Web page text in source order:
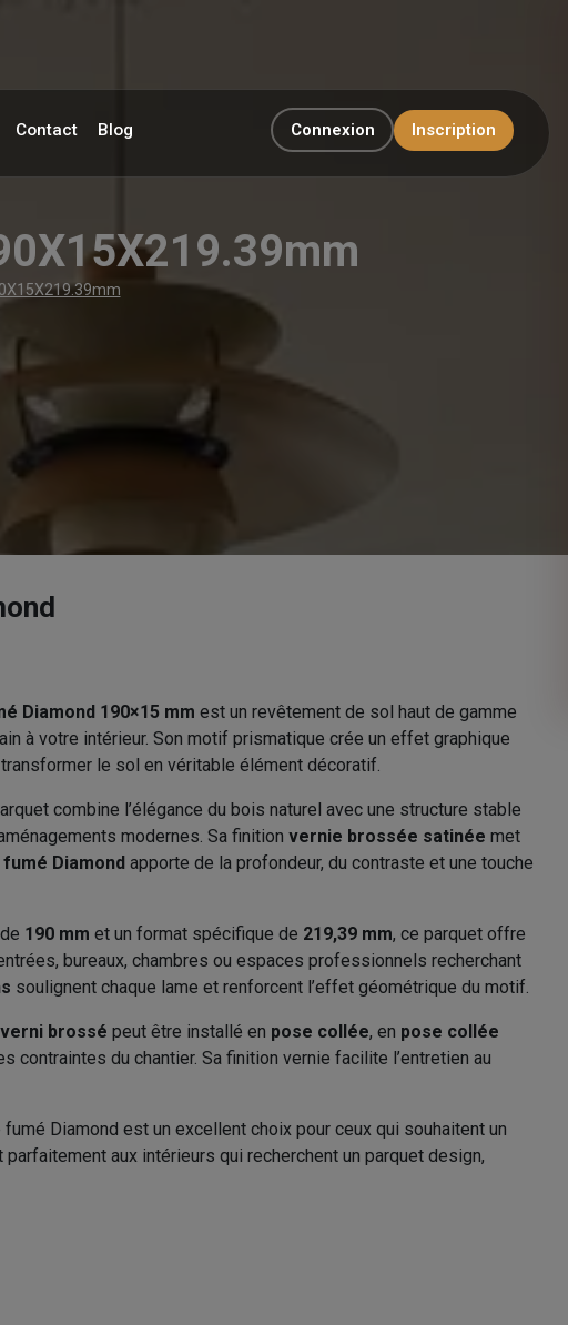
Contact Blog Connexion Inscription
Diamond 190×15 mm est un revêtement de sol haut de gamme
à votre intérieur. Son motif prismatique crée un effet graphique
le sol en véritable élément décoratif.
combine l’élégance du bois naturel avec une structure stable
modernes. Sa finitionvernie brossée satinée met
fumé Diamond apporte de la profondeur, du contraste et une touche
190 mm et un format spécifique de 219,39 mm, ce parquet offre
bureaux, chambres ou espaces professionnels recherchant
soulignent chaque lame et renforcent l’effet géométrique du motif.
brossé peut être installé en pose collée, en pose collée
contraintes du chantier. Sa finition vernie facilite l’entretien au
Diamond est un excellent choix pour ceux qui souhaitent un
aux intérieurs qui recherchent un parquet design,